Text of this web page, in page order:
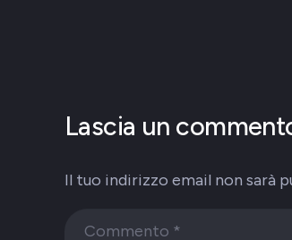
Lascia un
Il tuo indirizzo email non sarà